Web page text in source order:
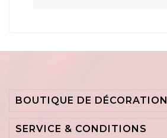
BOUTIQUE DE DÉCORATION
SERVICE & CONDITIONS